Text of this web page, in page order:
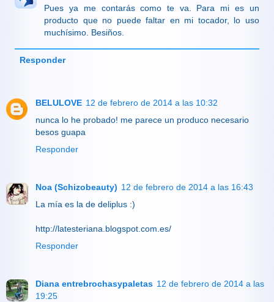
Pues ya me contarás como te va. Para mi es un
producto que no puede faltar en mi tocador, lo uso
muchísimo. Besiños.
Responder
BELULOVE 12 de febrero de 2014 a las 10:32
nunca lo he probado! me parece un produco necesario
besos guapa
Responder
Noa (Schizobeauty) 12 de febrero de 2014 a las 16:43
La mía es la de deliplus :)
http://latesteriana.blogspot.com.es/
Responder
Diana entrebrochasypaletas 12 de febrero de 2014 a las
19:25